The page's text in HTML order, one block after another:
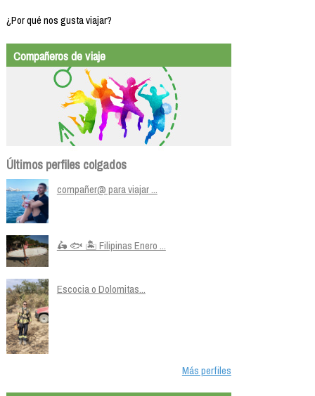
¿Por qué nos gusta viajar?
Compañeros de viaje
Últimos perfiles colgados
compañer@ para viajar ...
🛵 🐟 🏝️ Filipinas Enero ...
Escocia o Dolomitas...
Más perfiles